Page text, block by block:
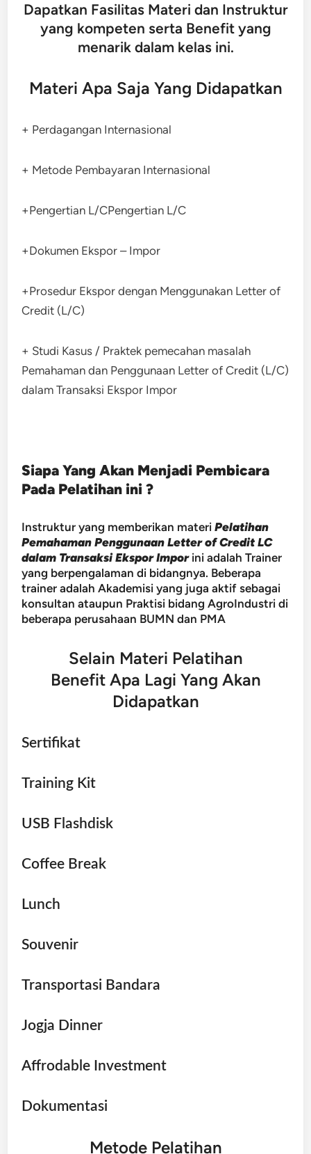
Dapatkan Fasilitas Materi dan Instruktur
yang kompeten serta Benefit yang
menarik dalam kelas ini.
Materi Apa Saja Yang Didapatkan
+ Perdagangan Internasional
+ Metode Pembayaran Internasional
+Pengertian L/CPengertian L/C
+Dokumen Ekspor – Impor
+Prosedur Ekspor dengan Menggunakan Letter of
Credit (L/C)
+ Studi Kasus / Praktek pemecahan masalah
Pemahaman dan Penggunaan Letter of Credit (L/C)
dalam Transaksi Ekspor Impor
Siapa Yang Akan Menjadi Pembicara
Pada Pelatihan ini ?
Instruktur yang memberikan materiPelatihan
Pemahaman Penggunaan Letter of Credit LC
dalam Transaksi Ekspor Impor ini adalah Trainer
yang berpengalaman di bidangnya. Beberapa
trainer adalah Akademisi yang juga aktif sebagai
konsultan ataupun Praktisi bidang AgroIndustri di
beberapa perusahaan BUMN dan PMA
Selain Materi Pelatihan
Benefit Apa Lagi Yang Akan
Didapatkan
Sertifikat
Training Kit
USB Flashdisk
Coffee Break
Lunch
Souvenir
Transportasi Bandara
Jogja Dinner
Affrodable Investment
Dokumentasi
Metode Pelatihan